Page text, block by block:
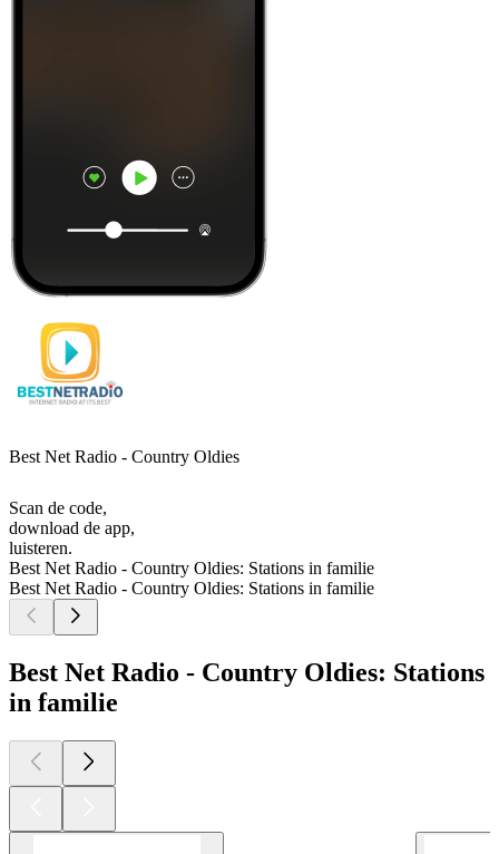
Best Net Radio - Country Oldies
Scan de code,
download de app,
luisteren.
Best Net Radio - Country Oldies: Stations in familie
Best Net Radio - Country Oldies: Stations in familie
Best Net Radio - Country Oldies: Stations
in familie